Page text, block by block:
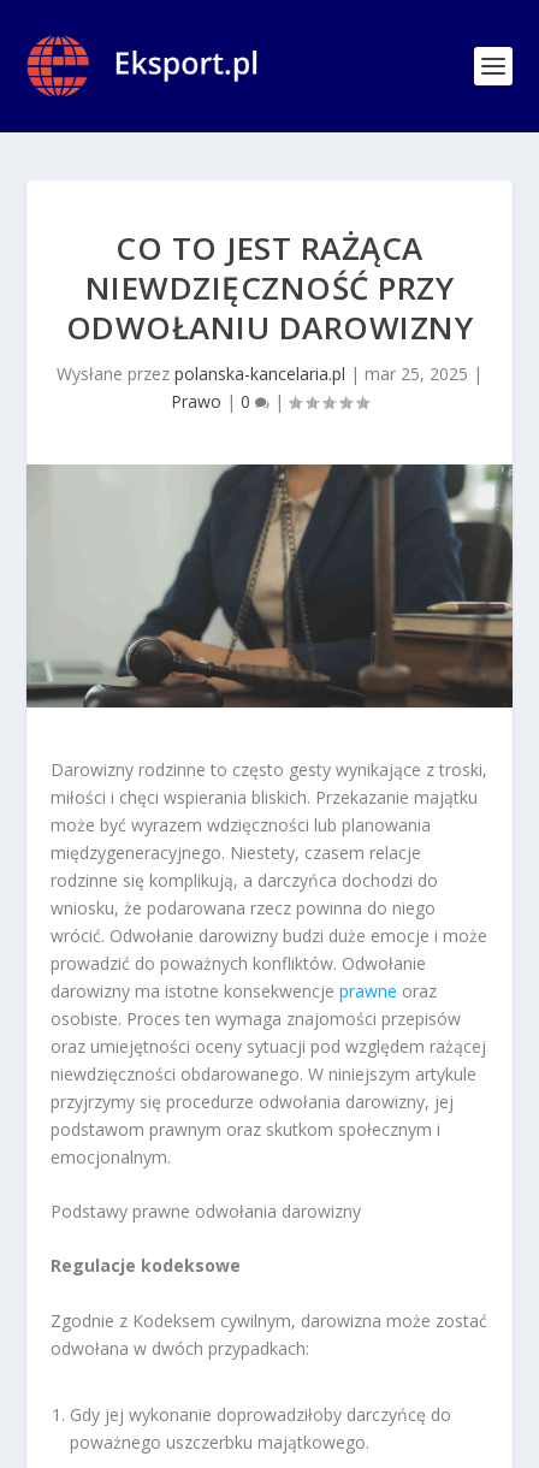
CO TO JEST RAŻĄCA
NIEWDZIĘCZNOŚĆ PRZY
ODWOŁANIU DAROWIZNY
Wysłane przez polanska-kancelaria.pl | mar 25, 2025 |
Prawo | 0 |
Darowizny rodzinne to często gesty wynikające z troski,
miłości i chęci wspierania bliskich. Przekazanie majątku
może być wyrazem wdzięczności lub planowania
międzygeneracyjnego. Niestety, czasem relacje
rodzinne się komplikują, a darczyńca dochodzi do
wniosku, że podarowana rzecz powinna do niego
wrócić. Odwołanie darowizny budzi duże emocje i może
prowadzić do poważnych konfliktów. Odwołanie
darowizny ma istotne konsekwencjeprawne oraz
osobiste. Proces ten wymaga znajomości przepisów
oraz umiejętności oceny sytuacji pod względem rażącej
niewdzięczności obdarowanego. W niniejszym artykule
przyjrzymy się procedurze odwołania darowizny, jej
podstawom prawnym oraz skutkom społecznym i
emocjonalnym.
Podstawy prawne odwołania darowizny
Regulacje kodeksowe
Zgodnie z Kodeksem cywilnym, darowizna może zostać
odwołana w dwóch przypadkach:
Gdy jej wykonanie doprowadziłoby darczyńcę do
poważnego uszczerbku majątkowego.